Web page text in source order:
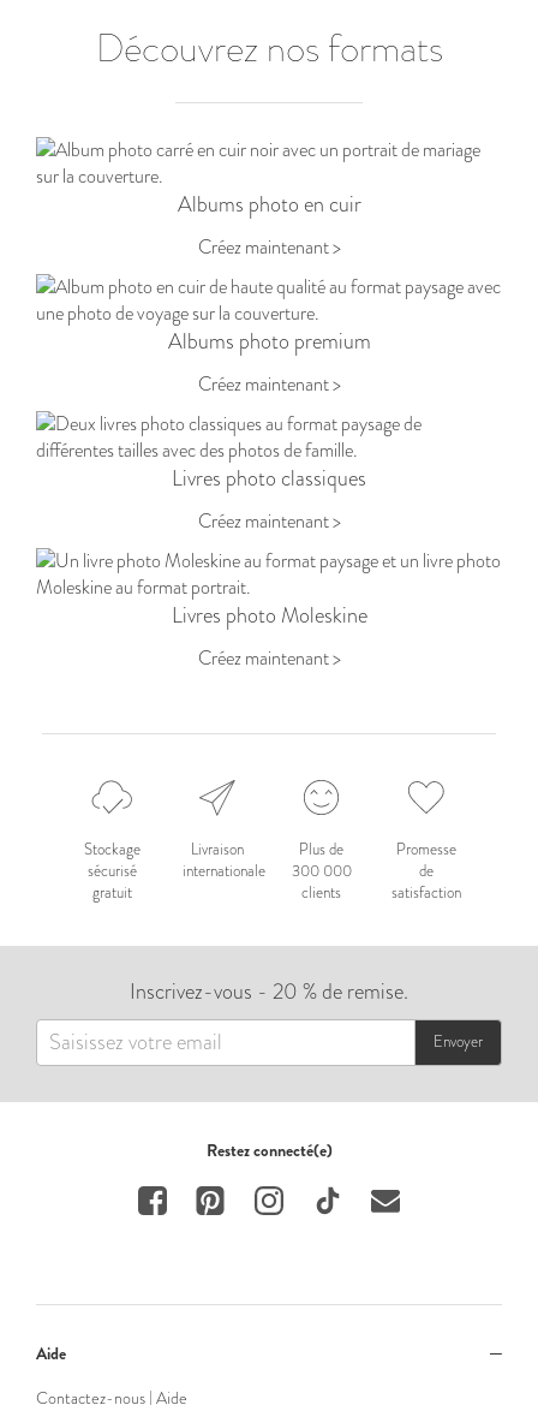
Découvrez nos formats
Albums photo en cuir
Créez maintenant >
Albums photo premium
Créez maintenant >
Livres photo classiques
Créez maintenant >
Livres photo Moleskine
Créez maintenant >
Stockage
sécurisé
gratuit
Livraison
internationale
Plus de
300 000
clients
Promesse
de
satisfaction
Inscrivez-vous - 20 % de remise.
Envoyer
Restez connecté(e)
Aide
Contactez-nous | Aide